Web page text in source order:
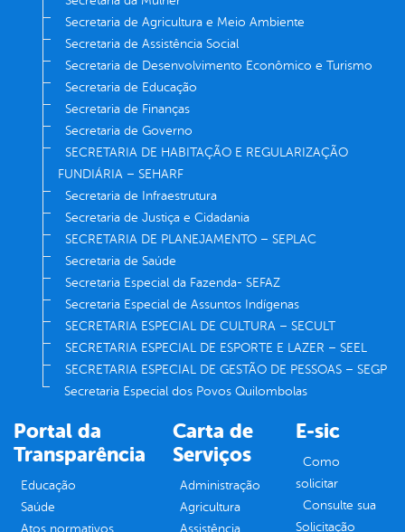
Secretaria de Agricultura e Meio Ambiente
Secretaria de Assistência Social
Secretaria de Desenvolvimento Econômico e Turismo
Secretaria de Educação
Secretaria de Finanças
Secretaria de Governo
SECRETARIA DE HABITAÇÃO E REGULARIZAÇÃO
FUNDIÁRIA – SEHARF
Secretaria de Infraestrutura
Secretaria de Justiça e Cidadania
SECRETARIA DE PLANEJAMENTO – SEPLAC
Secretaria de Saúde
Secretaria Especial da Fazenda- SEFAZ
Secretaria Especial de Assuntos Indígenas
SECRETARIA ESPECIAL DE CULTURA – SECULT
SECRETARIA ESPECIAL DE ESPORTE E LAZER – SEEL
SECRETARIA ESPECIAL DE GESTÃO DE PESSOAS – SEGP
Secretaria Especial dos Povos Quilombolas
Portal da
Transparência
Educação
Saúde
Atos normativos
Carta de
Serviços
Administração
Agricultura
Assistência
E-sic
Como
solicitar
Consulte sua
Solicitação